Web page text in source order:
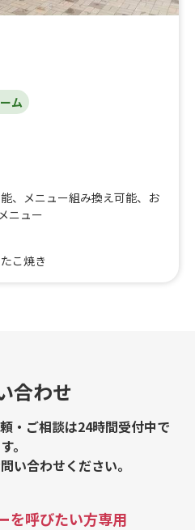
ム
、 メニュー組み換え可能、 お
ニュー
こ焼き
合わせ
・ご相談は24時間受付中で
す。
い合わせください。
を呼びたい方専用